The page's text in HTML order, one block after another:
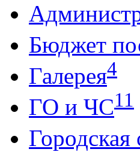
Бюджет
Галерея4
ГО и ЧС11
Городская